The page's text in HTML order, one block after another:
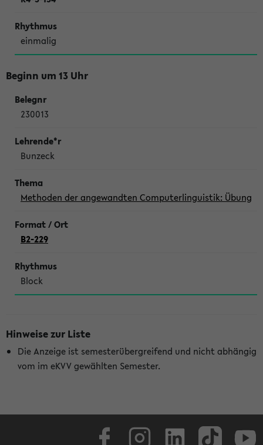
einmalig
Beginn um 13 Uhr
230013
Bunzeck
Methoden der angewandten Computerlinguistik: Übung
B2-229
Block
Hinweise zur Liste
Die Anzeige ist semesterübergreifend und nicht abhängig
vom im eKVV gewählten Semester.